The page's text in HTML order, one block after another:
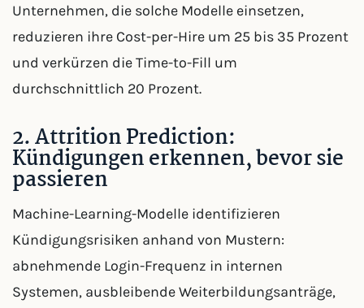
Unternehmen, die solche Modelle einsetzen,
reduzieren ihre Cost-per-Hire um 25 bis 35 Prozent
und verkürzen die Time-to-Fill um
durchschnittlich 20 Prozent.
2. Attrition Prediction:
Kündigungen erkennen, bevor sie
passieren
Machine-Learning-Modelle identifizieren
Kündigungsrisiken anhand von Mustern:
abnehmende Login-Frequenz in internen
Systemen, ausbleibende Weiterbildungsanträge,